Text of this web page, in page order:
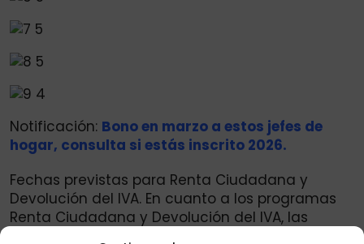
Notificación: Bono en marzo a estos jefes de
hogar, consulta si estás inscrito 2026.
Fechas previstas para Renta Ciudadana y
Devolución del IVA. En cuanto a los programas
Renta Ciudadana y Devolución del IVA, las